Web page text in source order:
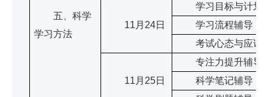
五、科学
学习方法
11月24日
学习目标与计划
学习流程辅导
考试心态与应试
11月25日
专注力提升辅导
科学笔记辅导